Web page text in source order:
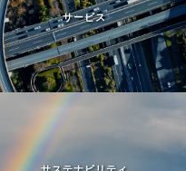
サービス
サステナビリティ